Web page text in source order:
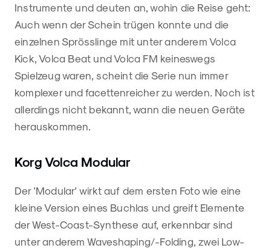
Instrumente und deuten an, wohin die Reise geht:
Auch wenn der Schein trügen konnte und die
einzelnen Sprösslinge mit unter anderem Volca
Kick, Volca Beat und Volca FM keineswegs
Spielzeug waren, scheint die Serie nun immer
komplexer und facettenreicher zu werden. Noch ist
allerdings nicht bekannt, wann die neuen Geräte
herauskommen.
Korg Volca Modular
Der 'Modular' wirkt auf dem ersten Foto wie eine
kleine Version eines Buchlas und greift Elemente
der West-Coast-Synthese auf, erkennbar sind
unter anderem Waveshaping/-Folding, zwei Low-